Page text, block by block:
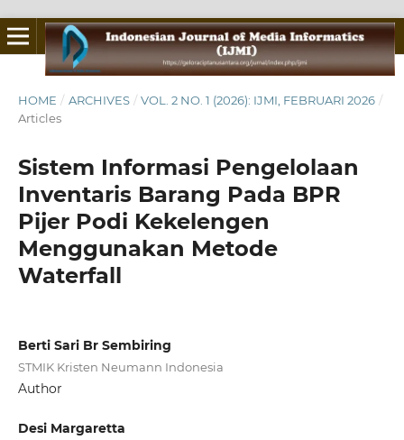
HOME / ARCHIVES / VOL. 2 NO. 1 (2026): IJMI, FEBRUARI 2026 /
Articles
Sistem Informasi Pengelolaan
Inventaris Barang Pada BPR
Pijer Podi Kekelengen
Menggunakan Metode
Waterfall
Berti Sari Br Sembiring
STMIK Kristen Neumann Indonesia
Author
Desi Margaretta